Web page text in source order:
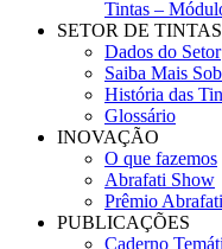
Tintas –
SETOR DE TINTAS
Dados do Setor
Saiba Mais
História das
Glossário
INOVAÇÃO
O que fazemos
Abrafati Show
Prêmio
PUBLICAÇÕES
Caderno